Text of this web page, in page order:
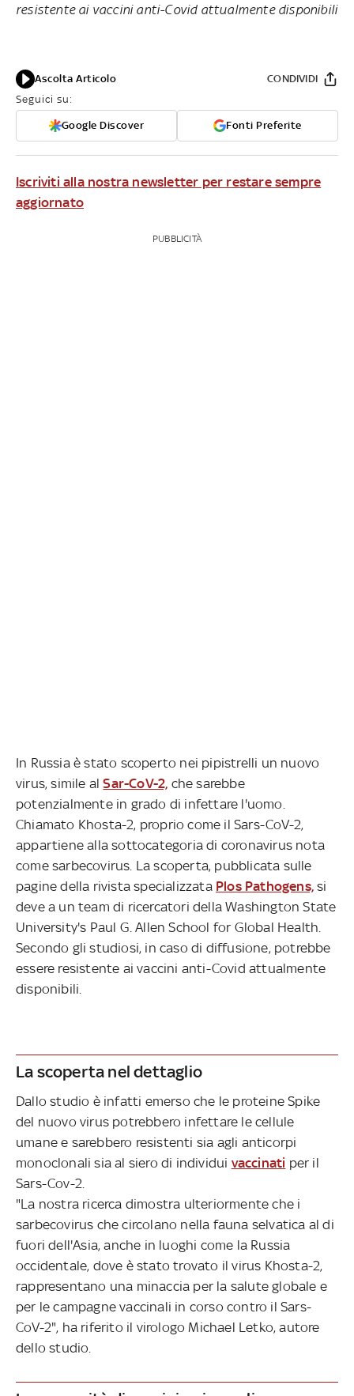
resistente ai vaccini anti-Covid attualmente disponibili
Ascolta Articolo
Seguici su:
Google Discover Fonti Preferite
CONDIVIDI
Iscriviti alla nostra newsletter per restare sempre
aggiornato
PUBBLICITÀ
In Russia è stato scoperto nei pipistrelli un nuovo
virus, simile alSar-CoV-2, che sarebbe
potenzialmente in grado di infettare l'uomo.
Chiamato Khosta-2, proprio come il Sars-CoV-2,
appartiene alla sottocategoria di coronavirus nota
come sarbecovirus. La scoperta, pubblicata sulle
pagine della rivista specializzata Plos Pathogens, si
deve a un team di ricercatori della Washington State
University's Paul G. Allen School for Global Health.
Secondo gli studiosi, in caso di diffusione, potrebbe
essere resistente ai vaccini anti-Covid attualmente
disponibili.
La scoperta nel dettaglio
Dallo studio è infatti emerso che le proteine Spike
del nuovo virus potrebbero infettare le cellule
umane e sarebbero resistenti sia agli anticorpi
monoclonali sia al siero di individui vaccinati per il
Sars-Cov-2.
"La nostra ricerca dimostra ulteriormente che i
sarbecovirus che circolano nella fauna selvatica al di
fuori dell'Asia, anche in luoghi come la Russia
occidentale, dove è stato trovato il virus Khosta-2,
rappresentano una minaccia per la salute globale e
per le campagne vaccinali in corso contro il Sars-
CoV-2", ha riferito il virologo Michael Letko, autore
dello studio.